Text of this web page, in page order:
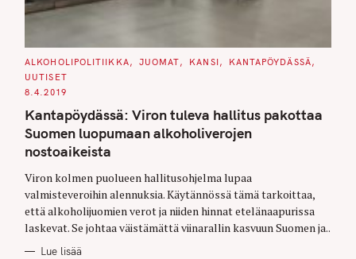
C
T
E
O
R
I
E
S
ALKOHOLIPOLITIIKKA JUOMAT KANSI
KANTAPÖYDÄSSÄ
UUTISET
8.4.2019
Kantapöydässä: Viron tuleva hallitus pakottaa
Suomen luopumaan alkoholiverojen
nostoaikeista
Viron kolmen puolueen hallitusohjelma lupaa
valmisteveroihin alennuksia. Käytännössä tämä tarkoittaa,
että alkoholijuomien verot ja niiden hinnat etelänaapurissa
laskevat. Se johtaa väistämättä viinarallin kasvuun Suomen ja..
Lue lisää